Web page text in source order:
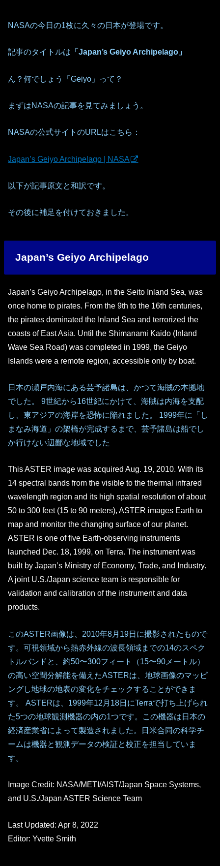
NASAの今日の1枚に久々の日本が登場です。
記事のタイトルは 「Japan’s Geiyo Archipelago」
ん？何でしょう「Geiyo」って？
まずはNASAの記事を見てみましょう。
NASAの公式サイトのURLはこちら：
Japan’s Geiyo Archipelago | NASA
以下が記事原文と和訳です。
その後に補足を付けておきました。
Japan’s Geiyo Archipelago
Japan’s Geiyo Archipelago, in the Seito Inland Sea, was
once home to pirates. From the 9th to the 16th centuries,
the pirates dominated the Inland Sea and terrorized the
coasts of East Asia. Until the Shimanami Kaido (Inland
Wave Sea Road) was completed in 1999, the Geiyo
Islands were a remote region, accessible only by boat.
日本の瀬戸内海にある芸予諸島は、かつて海賊の本拠地
でした。 9世紀から16世紀にかけて、海賊は内海を支配
し、東アジアの海岸を恐怖に陥れました。 1999年に「し
まなみ海道」の架橋が完成するまで、芸予諸島は船でし
か行けない辺鄙な地域でした
This ASTER image was acquired Aug. 19, 2010. With its
14 spectral bands from the visible to the thermal infrared
wavelength region and its high spatial resolution of about
50 to 300 feet (15 to 90 meters), ASTER images Earth to
map and monitor the changing surface of our planet.
ASTER is one of five Earth-observing instruments
launched Dec. 18, 1999, on Terra. The instrument was
built by Japan’s Ministry of Economy, Trade, and Industry.
A joint U.S./Japan science team is responsible for
validation and calibration of the instrument and data
products.
このASTER画像は、2010年8月19日に撮影されたもので
す。可視領域から熱赤外線の波長領域までの14のスペク
トルバンドと、約50〜300フィート（15〜90メートル）
の高い空間分解能を備えたASTERは、地球画像のマッピ
ングし地球の地表の変化をチェックすることができま
す。 ASTERは、1999年12月18日にTerraで打ち上げられ
た5つの地球観測機器の内の1つです。この機器は日本の
経済産業省によって製造されました。日米合同の科学チ
ームは機器と観測データの検証と校正を担当していま
す。
Image Credit: NASA/METI/AIST/Japan Space Systems,
and U.S./Japan ASTER Science Team
Last Updated: Apr 8, 2022
Editor: Yvette Smith